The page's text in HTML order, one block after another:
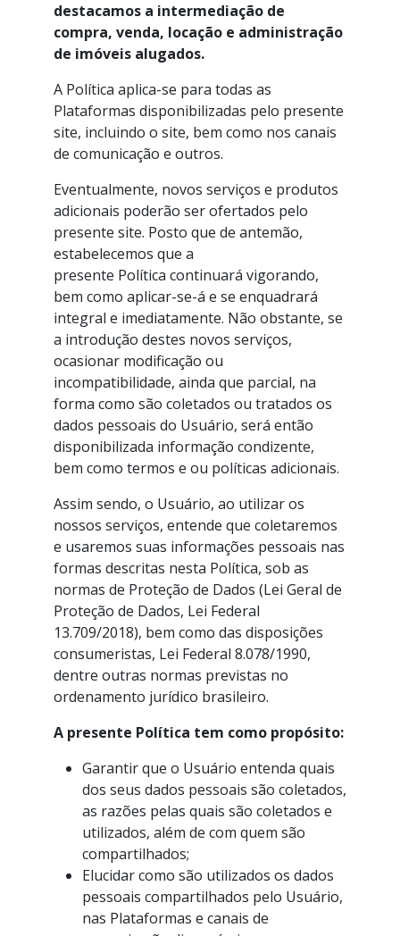
destacamos a intermediação de
compra, venda, locação e administração
de imóveis alugados.
A Política aplica-se para todas as
Plataformas disponibilizadas pelo presente
site, incluindo o site, bem como nos canais
de comunicação e outros.
Eventualmente, novos serviços e produtos
adicionais poderão ser ofertados pelo
presente site. Posto que de antemão,
estabelecemos que a
presente Política continuará vigorando,
bem como aplicar-se-á e se enquadrará
integral e imediatamente. Não obstante, se
a introdução destes novos serviços,
ocasionar modificação ou
incompatibilidade, ainda que parcial, na
forma como são coletados ou tratados os
dados pessoais do Usuário, será então
disponibilizada informação condizente,
bem como termos e ou políticas adicionais.
Assim sendo, o Usuário, ao utilizar os
nossos serviços, entende que coletaremos
e usaremos suas informações pessoais nas
formas descritas nesta Política, sob as
normas de Proteção de Dados (Lei Geral de
Proteção de Dados, Lei Federal
13.709/2018), bem como das disposições
consumeristas, Lei Federal 8.078/1990,
dentre outras normas previstas no
ordenamento jurídico brasileiro.
A presente Política tem como propósito:
Garantir que o Usuário entenda quais
dos seus dados pessoais são coletados,
as razões pelas quais são coletados e
utilizados, além de com quem são
compartilhados;
Elucidar como são utilizados os dados
pessoais compartilhados pelo Usuário,
nas Plataformas e canais de